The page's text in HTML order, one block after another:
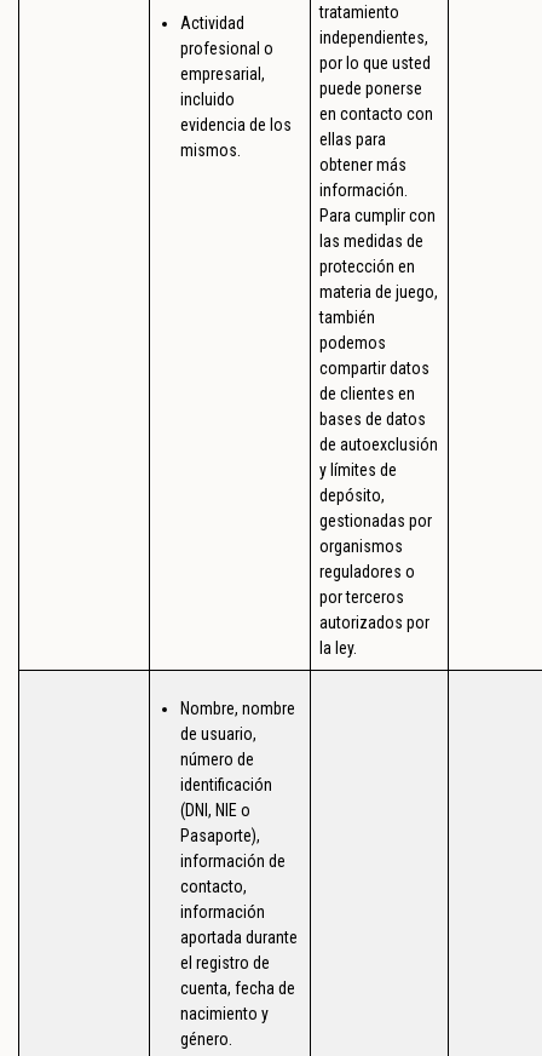
Actividad
profesional o
empresarial,
incluido
evidencia de los
mismos.
tratamiento
independientes,
por lo que usted
puede ponerse
en contacto con
ellas para
obtener más
información.
Para cumplir con
las medidas de
protección en
materia de juego,
también
podemos
compartir datos
de clientes en
bases de datos
de autoexclusión
y límites de
depósito,
gestionadas por
organismos
reguladores o
por terceros
autorizados por
la ley.
Nombre, nombre
de usuario,
número de
identificación
(DNI, NIE o
Pasaporte),
información de
contacto,
información
aportada durante
el registro de
cuenta, fecha de
nacimiento y
género.